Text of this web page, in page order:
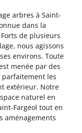
arbres à Saint-
dans la
de plusieurs
nous agissons
environs. Toute
menée par des
les
extérieur. Notre
naturel en
Fargeol tout en
aménagements